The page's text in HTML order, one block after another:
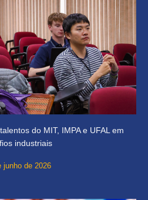
do MIT, IMPA e UFAL em
industriais
junho de 2026